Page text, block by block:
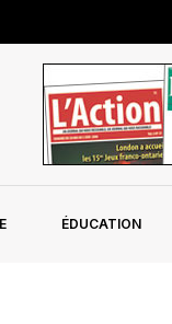
ÉDUCATION